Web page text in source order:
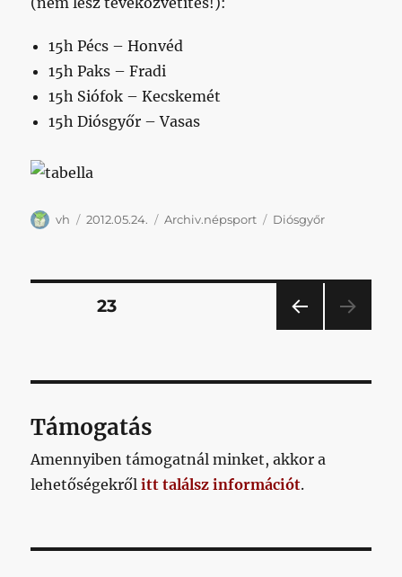
15h Pécs – Honvéd
15h Paks – Fradi
15h Siófok – Kecskemét
15h Diósgyőr – Vasas
Szerző
vh Közzétéve
2012.05.24. Kategória
Archiv.népsport Címke
Diósgyőr
Bejegyzések
AL
OLDAL23
Támogatás
Amennyiben támogatnál minket, akkor a
lehetőségekrőlitt találsz információt.